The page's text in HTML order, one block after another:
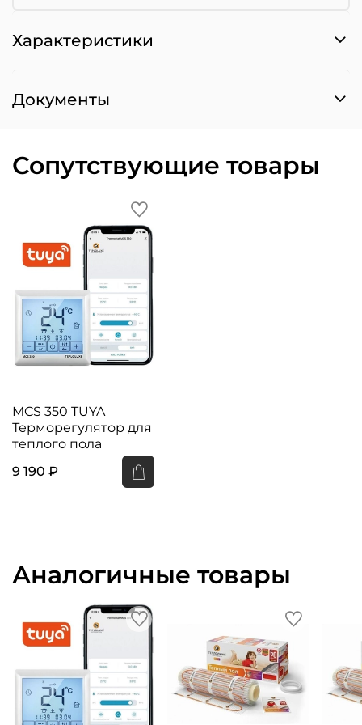
Характеристики
Документы
Сопутствующие товары
MCS 350 TUYA
Терморегулятор для
теплого пола
9 190 ₽
Аналогичные товары